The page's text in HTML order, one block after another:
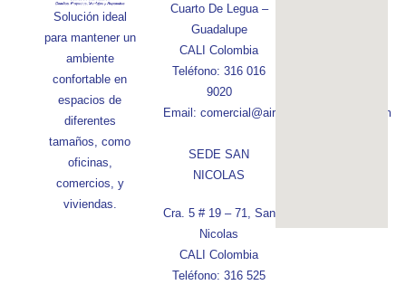
Solución ideal
para mantener un
ambiente
confortable en
espacios de
diferentes
tamaños, como
oficinas,
comercios, y
viviendas.
Cuarto De Legua –
Guadalupe
CALI Colombia
Teléfono: 316 016
9020
Email: comercial@aireconfortcolombia.com
SEDE SAN
NICOLAS
Cra. 5 # 19 – 71, San
Nicolas
CALI Colombia
Teléfono: 316 525